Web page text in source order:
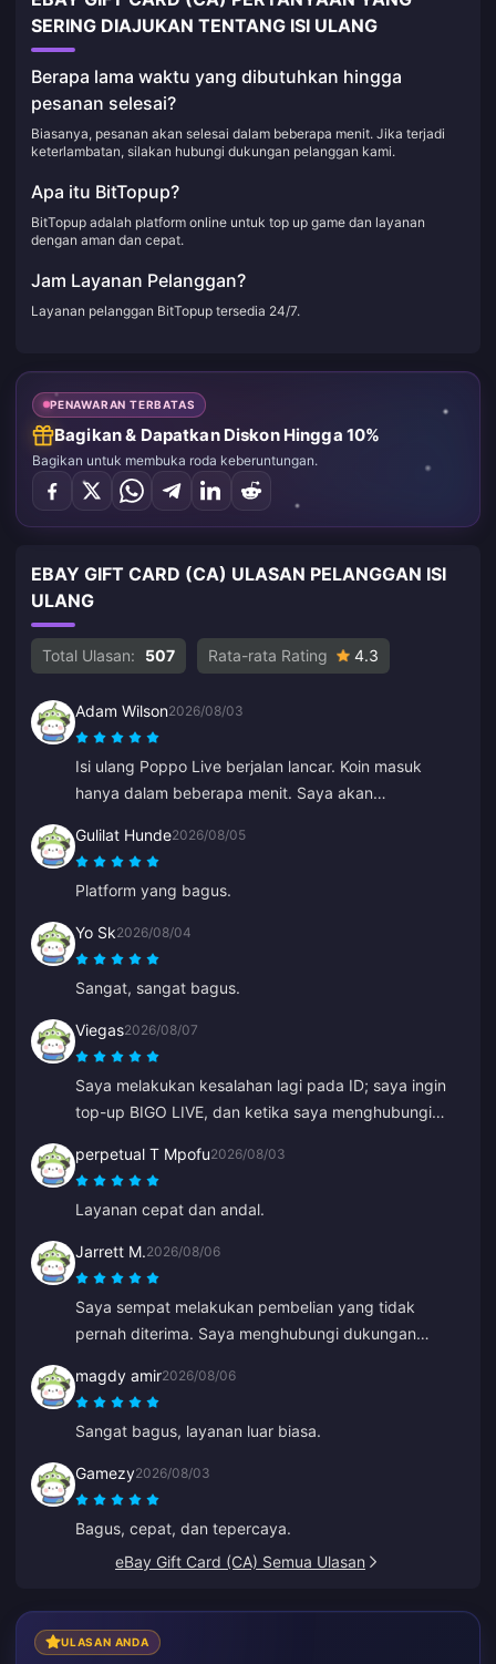
SERING DIAJUKAN TENTANG ISI ULANG
Berapa lama waktu yang dibutuhkan hingga
pesanan selesai?
Biasanya, pesanan akan selesai dalam beberapa menit. Jika terjadi
keterlambatan, silakan hubungi dukungan pelanggan kami.
Apa itu BitTopup?
BitTopup adalah platform online untuk top up game dan layanan
dengan aman dan cepat.
Jam Layanan Pelanggan?
Layanan pelanggan BitTopup tersedia 24/7.
PENAWARAN TERBATAS
Bagikan & Dapatkan Diskon Hingga 10%
Bagikan untuk membuka roda keberuntungan.
EBAY GIFT CARD (CA) ULASAN PELANGGAN ISI
ULANG
Total Ulasan: 507 Rata-rata Rating 4.3
Adam Wilson2026/08/03
Isi ulang Poppo Live berjalan lancar. Koin masuk
hanya dalam beberapa menit. Saya akan
Gulilat Hunde2026/08/05
Platform yang bagus.
Yo Sk2026/08/04
Sangat, sangat bagus.
Viegas2026/08/07
Saya melakukan kesalahan lagi pada ID; saya ingin
top-up BIGO LIVE, dan ketika saya menghubungi
dengan sangat cepat. Tim yang selalu sopan dan
baik. Terima kasih kali ini untuk ZY.
perpetual T Mpofu2026/08/03
Layanan cepat dan andal.
Jarrett M.2026/08/06
Saya sempat melakukan pembelian yang tidak
pernah diterima. Saya menghubungi dukungan
ditemukan dan masuk ke dompet saya. Sangat
profesional dan sopan. Saya merekomendasikan
tempat ini kepada semua orang untuk top-up.
magdy amir2026/08/06
Sangat bagus, layanan luar biasa.
Gamezy2026/08/03
Bagus, cepat, dan tepercaya.
eBay Gift Card (CA) Semua Ulasan
ULASAN ANDA